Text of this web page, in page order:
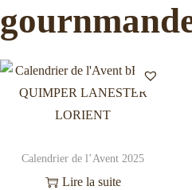
Calendrier de l’Avent 2025
Lire la suite